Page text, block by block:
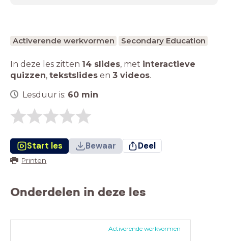
Activerende werkvormen Secondary Education
In deze les zitten 14 slides, met interactieve
quizzen, tekstslides en 3 videos.
Lesduur is: 60 min
Start les Bewaar Deel
Printen
Onderdelen in deze les
Activerende werkvormen